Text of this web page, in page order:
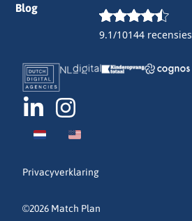
9.1/10144 recensies
Blog
Privacyverklaring
©2026 Match Plan